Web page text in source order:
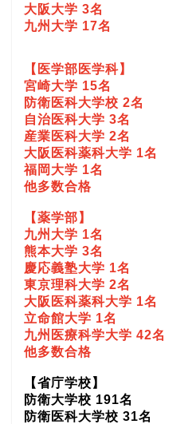
大阪大学 3名
九州大学 17名
【医学部医学科】
宮崎大学 15名
防衛医科大学校 2名
自治医科大学 3名
産業医科大学 2名
大阪医科薬科大学 1名
福岡大学 1名
他多数合格
【薬学部】
九州大学 1名
熊本大学 3名
慶応義塾大学 1名
東京理科大学 2名
大阪医科薬科大学 1名
立命館大学 1名
九州医療科学大学 42名
他多数合格
【省庁学校】
防衛大学校 191名
防衛医科大学校 31名